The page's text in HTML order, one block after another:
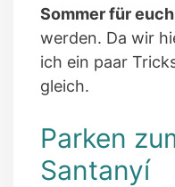
Sommer für
werden. Da wir
ich ein paar
gleich.
Parken
Santanyí